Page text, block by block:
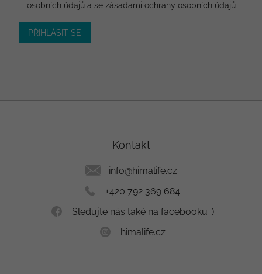
osobních údajů a se zásadami ochrany osobních údajů
PŘIHLÁSIT SE
Kontakt
info@himalife.cz
+420 792 369 684
Sledujte nás také na facebooku :)
himalife.cz